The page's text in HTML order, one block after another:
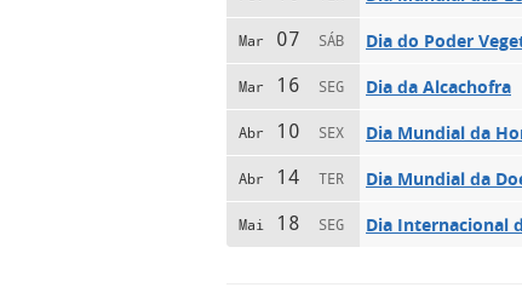
Mar 07 SÁB Dia do Poder
Mar 16 SEG Dia da Alcachofra
Abr 10 SEX Dia Mundial da
Abr 14 TER Dia Mundial da
Mai 18 SEG Dia Internacional